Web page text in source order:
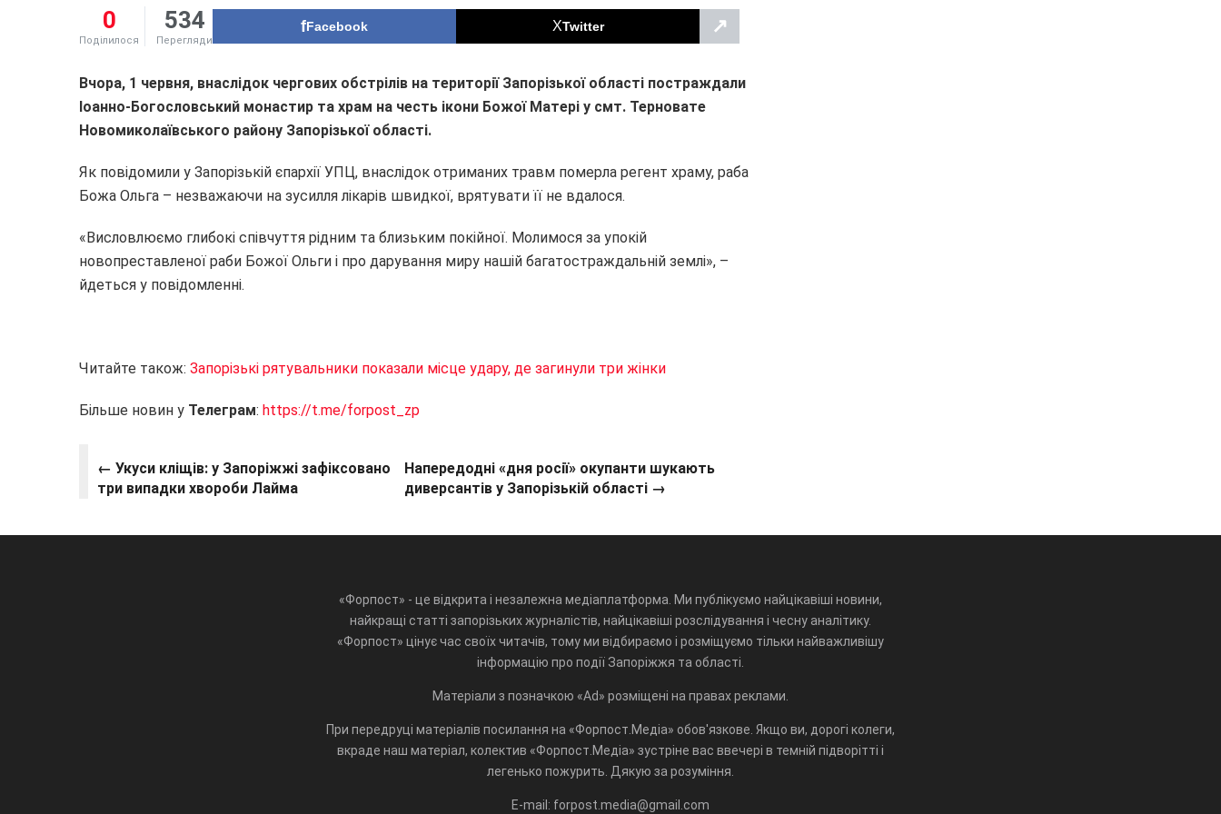
0
Поділилося
534
Перегляди
Facebook Twitter ↗
Вчора, 1 червня, внаслідок чергових обстрілів на території Запорізької області постраждали
Іоанно-Богословський монастир та храм на честь ікони Божої Матері у смт. Терновате
Новомиколаївського району Запорізької області.
Як повідомили у Запорізькій єпархії УПЦ, внаслідок отриманих травм померла регент храму, раба
Божа Ольга – незважаючи на зусилля лікарів швидкої, врятувати її не вдалося.
«Висловлюємо глибокі співчуття рідним та близьким покійної. Молимося за упокій
новопреставленої раби Божої Ольги і про дарування миру нашій багатостраждальній землі», –
йдеться у повідомленні.
Читайте також: Запорізькі рятувальники показали місце удару, де загинули три жінки
Більше новин у Телеграм: https://t.me/forpost_zp
← Укуси кліщів: у Запоріжжі зафіксовано
три випадки хвороби Лайма
Напередодні «дня росії» окупанти шукають
диверсантів у Запорізькій області →
«Форпост» - це відкрита і незалежна медіаплатформа. Ми публікуємо найцікавіші новини,
найкращі статті запорізьких журналістів, найцікавіші розслідування і чесну аналітику.
«Форпост» цінує час своїх читачів, тому ми відбираємо і розміщуємо тільки найважливішу
інформацію про події Запоріжжя та області.
Матеріали з позначкою «Ad» розміщені на правах реклами.
При передруці матеріалів посилання на «Форпост.Медіа» обов'язкове. Якщо ви, дорогі колеги,
вкраде наш матеріал, колектив «Форпост.Медіа» зустріне вас ввечері в темній підворітті і
легенько пожурить. Дякую за розуміння.
E-mail: forpost.media@gmail.com